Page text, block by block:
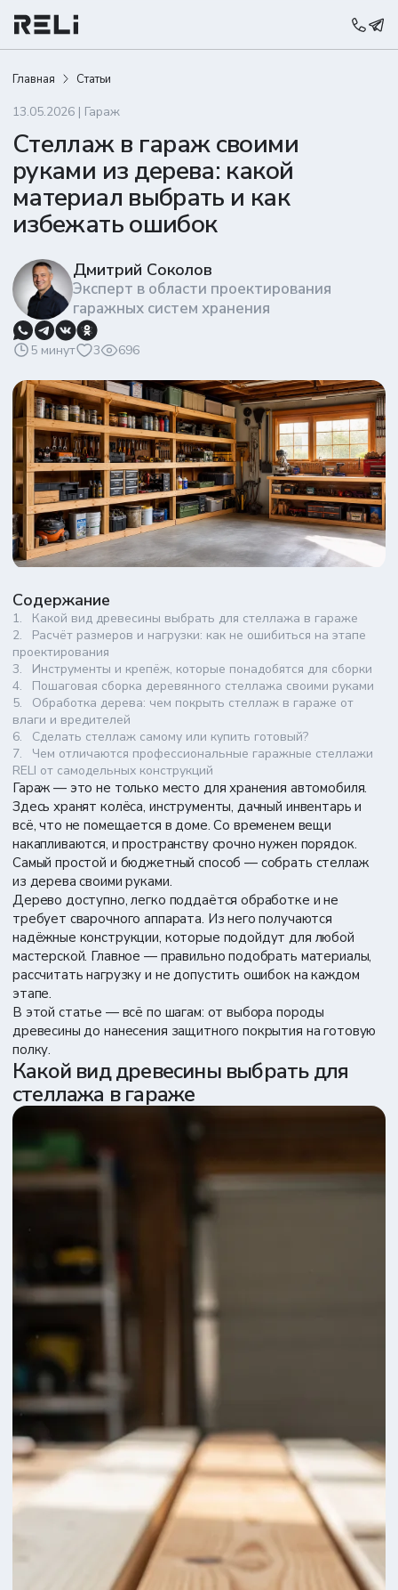
Главная Статьи
13.05.2026 | Гараж
Стеллаж в гараж своими
руками из дерева: какой
материал выбрать и как
избежать ошибок
Дмитрий Соколов
Эксперт в области проектирования
гаражных систем хранения
5 минут 3 696
Гараж — это не только место для хранения автомобиля.
Здесь хранят колёса, инструменты, дачный инвентарь и
всё, что не помещается в доме. Со временем вещи
накапливаются, и пространству срочно нужен порядок.
Самый простой и бюджетный способ — собрать стеллаж
из дерева своими руками.
Дерево доступно, легко поддаётся обработке и не
требует сварочного аппарата. Из него получаются
надёжные конструкции, которые подойдут для любой
мастерской. Главное — правильно подобрать материалы,
рассчитать нагрузку и не допустить ошибок на каждом
этапе.
В этой статье — всё по шагам: от выбора породы
древесины до нанесения защитного покрытия на готовую
полку.
Какой вид древесины выбрать для
стеллажа в гараже
Содержание
Какой вид древесины выбрать для стеллажа в гараже
Расчёт размеров и нагрузки: как не ошибиться на этапе
проектирования
Инструменты и крепёж, которые понадобятся для сборки
Пошаговая сборка деревянного стеллажа своими руками
Обработка дерева: чем покрыть стеллаж в гараже от
влаги и вредителей
Сделать стеллаж самому или купить готовый?
Чем отличаются профессиональные гаражные стеллажи
RELI от самодельных конструкций